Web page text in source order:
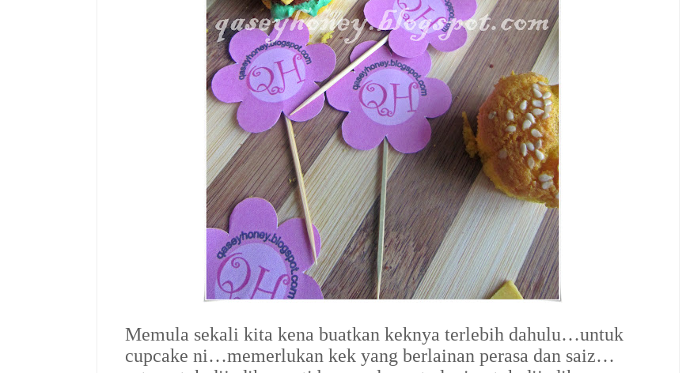
Memula sekali kita kena buatkan keknya terlebih dahulu…untuk
cupcake ni…memerlukan kek yang berlainan perasa dan saiz…